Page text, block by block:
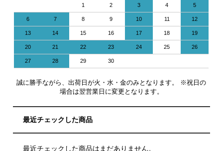
1 2 3 4 5
6 7 8 9 10 11 12
13 14 15 16 17 18 19
20 21 22 23 24 25 26
27 28 29 30
誠に勝手ながら、出荷日が火・水・金のみとなります。 ※祝日の
場合は翌営業日に変更となります。
最近チェックした商品
最近チェックした商品はまだありません。